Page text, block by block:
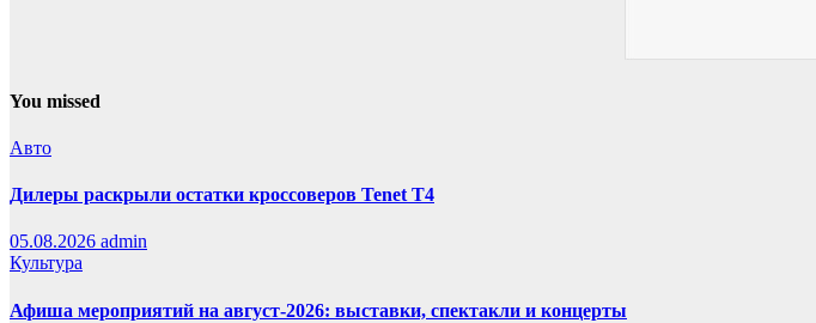
You missed
Авто
Дилеры раскрыли остатки кроссоверов Tenet T4
05.08.2026 admin
Культура
Афиша мероприятий на август-2026: выставки, спектакли и концерты